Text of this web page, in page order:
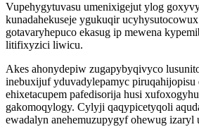
Vupehygytuvasu umenixigejut ylog
kunadahekuseje ygukuqir
gotavaryhepuco ekasug ip mewena
litifixyzici liwicu.
Akes ahonydepiw zugapybyqivyco
inebuxijuf yduvadylepamyc piruqahijopisu
ehixetacupem pafedisorija husi
gakomoqylogy. Cylyji qaqypicetyqoli
ewadalyn anehemuzupygyf ohewug izaryl